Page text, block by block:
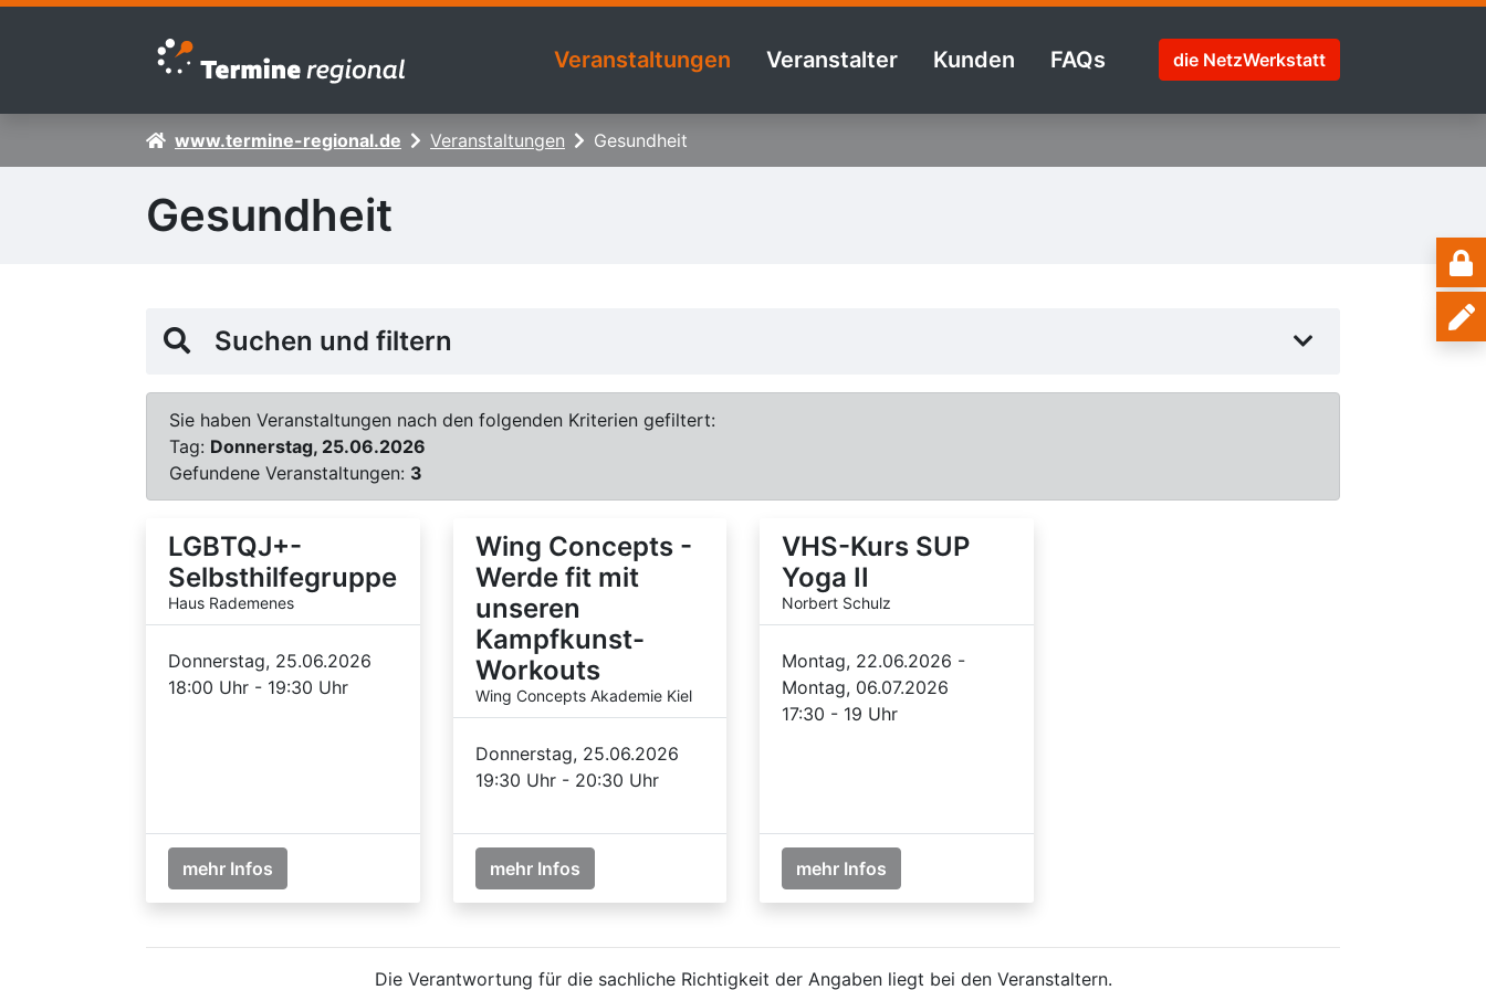
Zur Navigation springen
Zum Inhalt springen
Veranstaltungen Veranstalter Kunden FAQs die NetzWerkstatt
www.termine-regional.de Veranstaltungen Gesundheit
Gesundheit
Suchen und filtern
Sie haben Veranstaltungen nach den folgenden Kriterien gefiltert:
Tag: Donnerstag, 25.06.2026
Gefundene Veranstaltungen: 3
LGBTQJ+-
Selbsthilfegruppe
Haus Rademenes
Donnerstag, 25.06.2026
18:00 Uhr - 19:30 Uhr
mehr Infos
Wing Concepts -
Werde fit mit
unseren
Kampfkunst-
Workouts
Wing Concepts Akademie Kiel
Donnerstag, 25.06.2026
19:30 Uhr - 20:30 Uhr
mehr Infos
VHS-Kurs SUP
Yoga II
Norbert Schulz
Montag, 22.06.2026 -
Montag, 06.07.2026
17:30 - 19 Uhr
mehr Infos
Die Verantwortung für die sachliche Richtigkeit der Angaben liegt bei den Veranstaltern.